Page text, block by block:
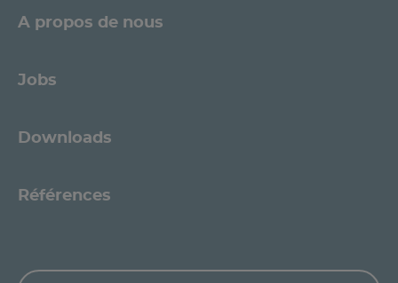
A propos de nous
Jobs
Downloads
Références